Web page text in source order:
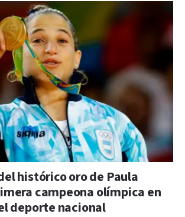
histórico oro de Paula
campeona olímpica en
deporte nacional